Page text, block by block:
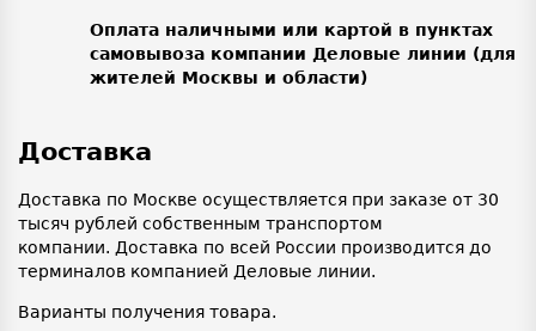
Оплата наличными или картой в пунктах
самовывоза компании Деловые линии (для
жителей Москвы и области)
Доставка
Доставка по Москве осуществляется при заказе от 30
тысяч рублей собственным транспортом
компании. Доставка по всей России производится до
терминалов компанией Деловые линии.
Варианты получения товара.